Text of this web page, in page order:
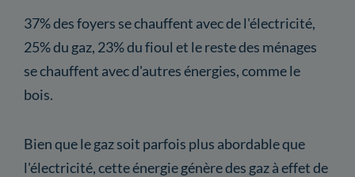
37% des foyers se chauffent avec de l'électricité,
25% du gaz, 23% du fioul et le reste des ménages
se chauffent avec d'autres énergies, comme le
bois.
Bien que le gaz soit parfois plus abordable que
l'électricité, cette énergie génère des gaz à effet de